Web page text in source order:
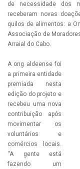
de necessidade dos
receberam novas
quilos de alimentos: a
Associação de
Arraial do Cabo.
A ong aldeense foi
a primeira entidade
premiada nesta
edição do projeto e
recebeu uma nova
contribuição após
movimentar os
voluntários e
comércios locais.
“A gente está
fazendo um